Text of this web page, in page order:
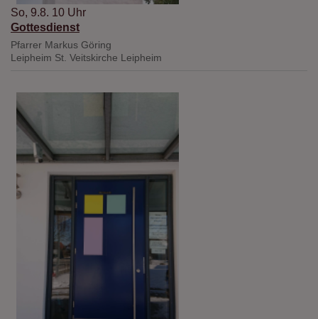
So, 9.8. 10 Uhr
Gottesdienst
Pfarrer Markus Göring
Leipheim St. Veitskirche Leipheim